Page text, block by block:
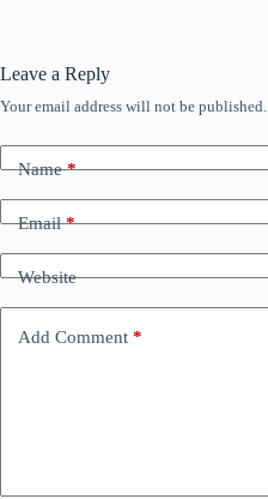
Leave a Reply
Your email address will not be published.
Name*
Email*
Website
Add Comment *